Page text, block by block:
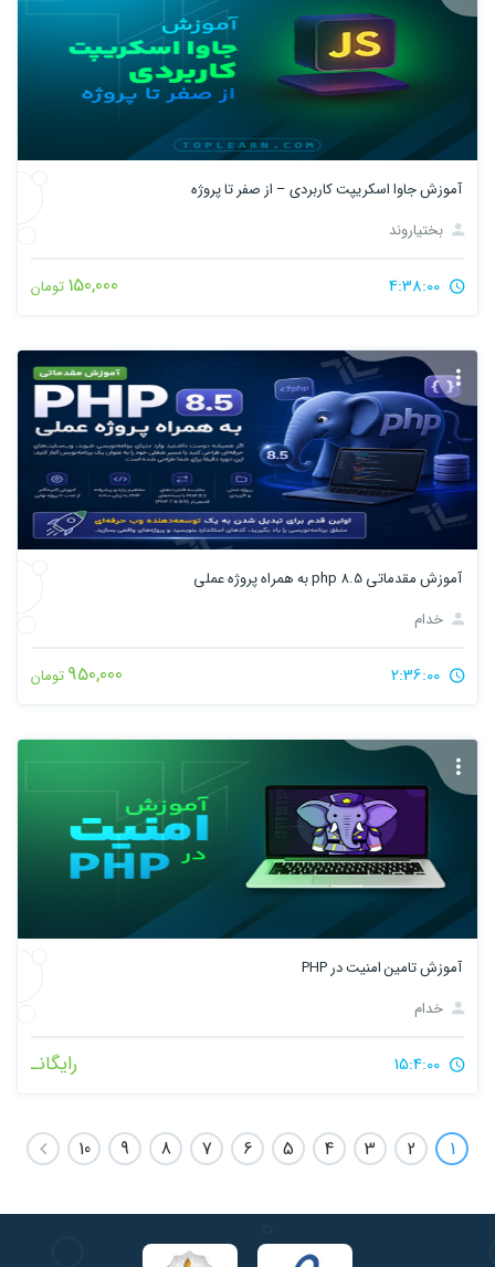
آموزش جاوا اسکریپت کاربردی – از صفر تا پروژه
بختیاروند
150,000تومان
آموزش مقدماتی php 8.5 به همراه پروژه عملی
خدام
950,000تومان
آموزش تامین امنیت در PHP
خدام
رایگانـ
1
2
3
4
5
6
7
8
9
10